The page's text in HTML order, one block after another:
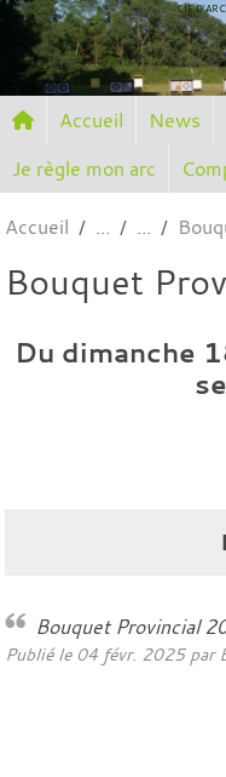
CIE
Accueil News
Je règle mon arc
Accueil
Bouquet
Du dimanche
Bouquet Provincial
Publié le 04 févr. 2025par
Panneau de gestion des